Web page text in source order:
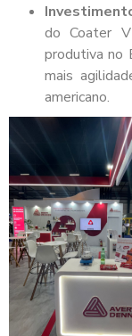
do Coater
produtiva no
mais
americano.